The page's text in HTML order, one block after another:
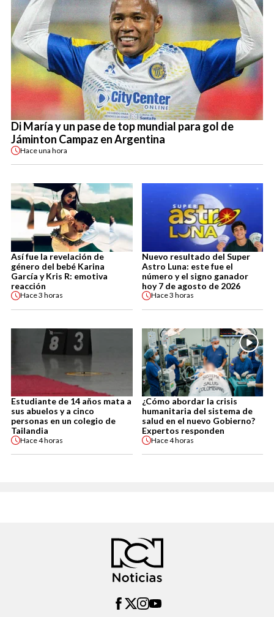
Di María y un pase de top mundial para gol de
Jáminton Campaz en Argentina
Haceuna hora
Así fue la revelación de
género del bebé Karina
García y Kris R: emotiva
reacción
Hace3 horas
Nuevo resultado del Super
Astro Luna: este fue el
número y el signo ganador
hoy 7 de agosto de 2026
Hace3 horas
Estudiante de 14 años mata a
sus abuelos y a cinco
personas en un colegio de
Tailandia
Hace4 horas
¿Cómo abordar la crisis
humanitaria del sistema de
salud en el nuevo Gobierno?
Expertos responden
Hace4 horas